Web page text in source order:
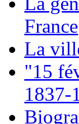
France
La
"15
1837-